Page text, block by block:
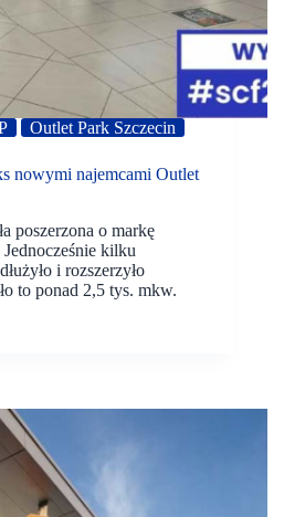
Outlet Park Szczecin
nowymi najemcami Outlet
poszerzona o markę
kilku
i rozszerzyło
to ponad 2,5 tys. mkw.